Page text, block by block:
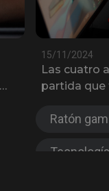
15/11/2024
Las cuatro
partida que
Ratón